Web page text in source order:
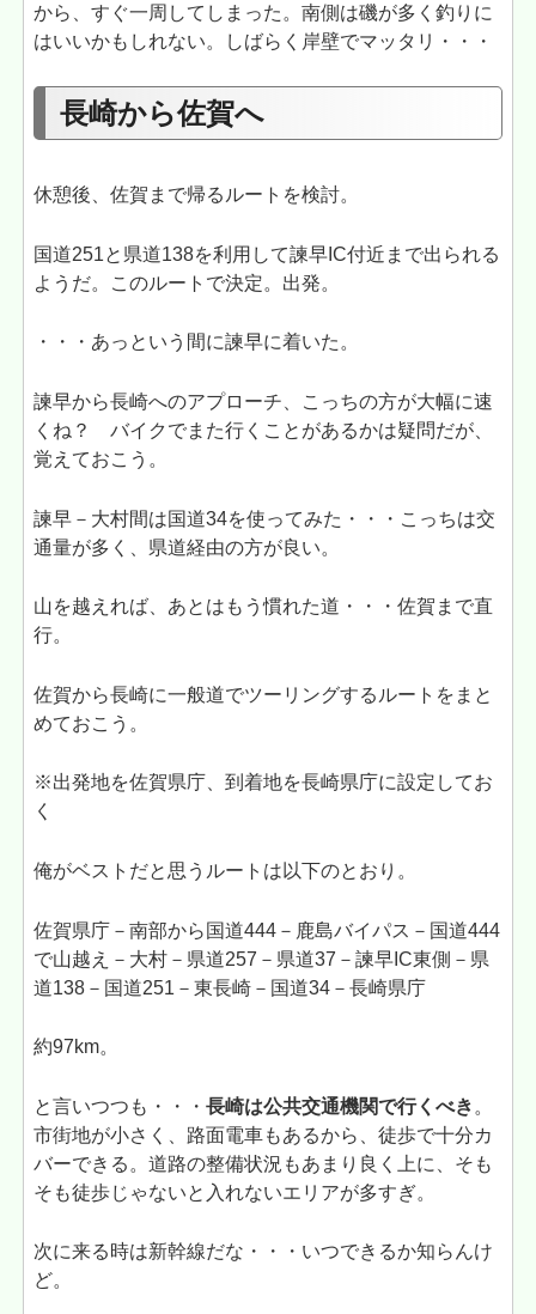
から、すぐ一周してしまった。南側は磯が多く釣りに
はいいかもしれない。しばらく岸壁でマッタリ・・・
長崎から佐賀へ
休憩後、佐賀まで帰るルートを検討。
国道251と県道138を利用して諫早IC付近まで出られる
ようだ。このルートで決定。出発。
・・・あっという間に諫早に着いた。
諫早から長崎へのアプローチ、こっちの方が大幅に速
くね？ バイクでまた行くことがあるかは疑問だが、
覚えておこう。
諫早－大村間は国道34を使ってみた・・・こっちは交
通量が多く、県道経由の方が良い。
山を越えれば、あとはもう慣れた道・・・佐賀まで直
行。
佐賀から長崎に一般道でツーリングするルートをまと
めておこう。
※出発地を佐賀県庁、到着地を長崎県庁に設定してお
く
俺がベストだと思うルートは以下のとおり。
佐賀県庁－南部から国道444－鹿島バイパス－国道444
で山越え－大村－県道257－県道37－諫早IC東側－県
道138－国道251－東長崎－国道34－長崎県庁
約97km。
と言いつつも・・・長崎は公共交通機関で行くべき 。
市街地が小さく、路面電車もあるから、徒歩で十分カ
バーできる。道路の整備状況もあまり良く上に、そも
そも徒歩じゃないと入れないエリアが多すぎ。
次に来る時は新幹線だな・・・いつできるか知らんけ
ど。